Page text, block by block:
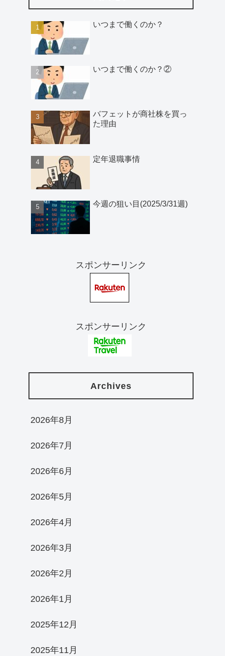
いつまで働くのか？
いつまで働くのか？②
バフェットが商社株を買っ
た理由
定年退職事情
今週の狙い目(2025/3/31週)
スポンサーリンク
スポンサーリンク
Archives
2026年8月
2026年7月
2026年6月
2026年5月
2026年4月
2026年3月
2026年2月
2026年1月
2025年12月
2025年11月